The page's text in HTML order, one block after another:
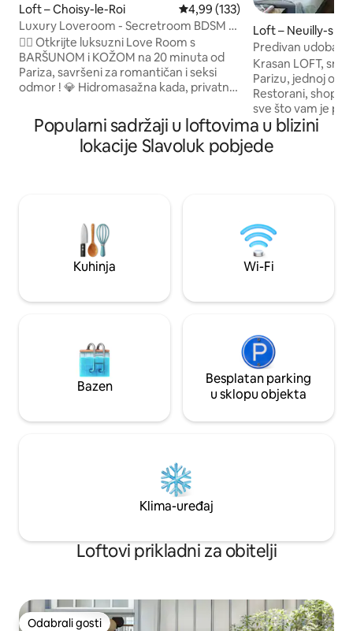
Loft – Choisy-le-Roi Prosječna ocjena: 4,99/5,
4,99 (133)
Luxury Loveroom - Secretroom BDSM -
spa i kino
❤️‍🔥 Otkrijte luksuzni Love Room s
BARŠUNOM i KOŽOM na 20 minuta od
Pariza, savršeni za romantičan i seksi
odmor ! 💎 Hidromasažna kada, privatna
oblaka, šipka za striptiz, tantra sofa itd.
💋 Istražite nove senzacije i zajedno
stvorite nezaboravne uspomene u
utočište mira i luksuza za jedinstveno i
nezaboravno iskustvo !
Loft – Neuilly-sur-
Predivan udoban
Maillot-La
Krasan LOFT, smješten u zapadnom
Parizu, jednoj od
Restorani,
sve što vam je
Parizu, opuštanje
ili automobilom.
Pješačka
različiti autobusi
dijelove Pariza.
različitim zračnim
Popularni sadržaji u loftovima u blizini
lokacije Slavoluk pobjede
Kuhinja Wi-Fi
Bazen
Besplatan parking
u sklopu objekta
Klima-uređaj
Loftovi prikladni za obitelji
Odabrali gosti